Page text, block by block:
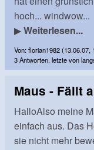
hoch... windwow...
▶Weiterlesen...
Von: florian1982 (13.06.07,
3 Antworten, letzte von
Maus - Fällt
HalloAlso meine
einfach aus. Das
sie nicht mehr